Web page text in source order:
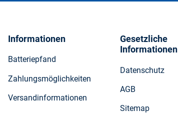
Informationen
Batteriepfand
Zahlungsmöglichkeiten
Versandinformationen
Gesetzliche
Informationen
Datenschutz
AGB
Sitemap